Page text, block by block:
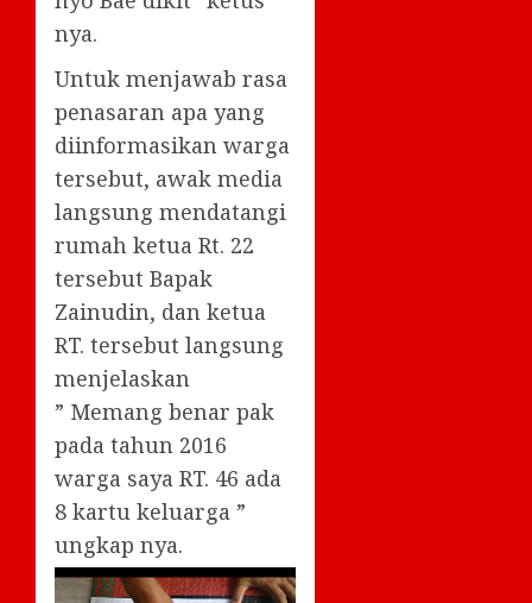
nya.
Untuk menjawab rasa
penasaran apa yang
diinformasikan warga
tersebut, awak media
langsung mendatangi
rumah ketua Rt. 22
tersebut Bapak
Zainudin, dan ketua
RT. tersebut langsung
menjelaskan
” Memang benar pak
pada tahun 2016
warga saya RT. 46 ada
8 kartu keluarga ”
ungkap nya.